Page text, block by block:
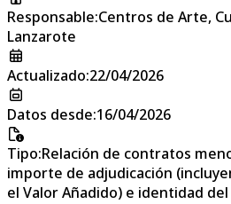
Responsable:Centros de Arte,
Lanzarote
Actualizado:22/04/2026
Datos desde:16/04/2026
Tipo:Relación de contratos
importe de adjudicación
el Valor Añadido) e identidad